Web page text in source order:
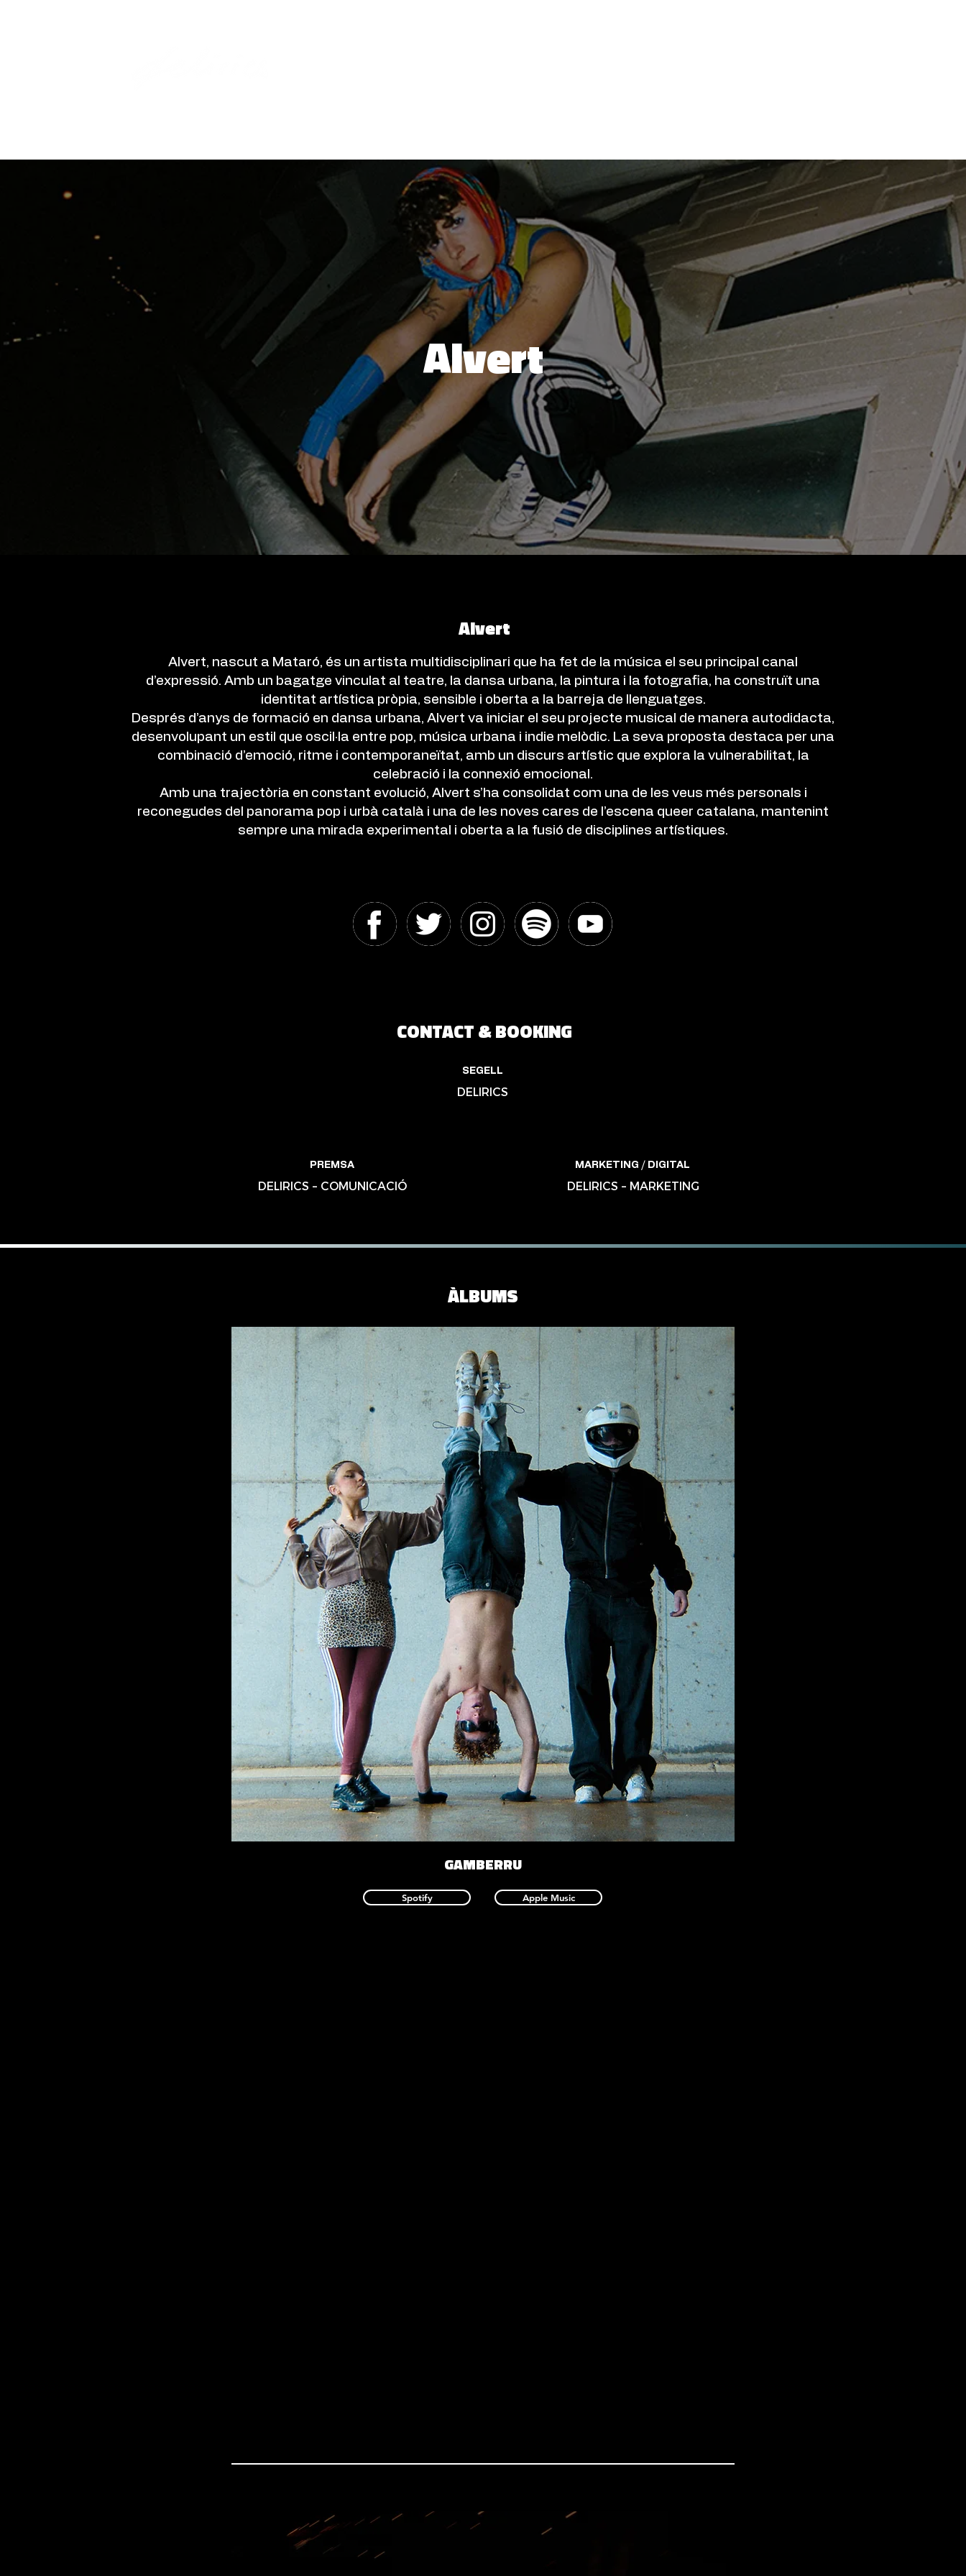
Alvert
Alvert
Alvert, nascut a Mataró, és un artista multidisciplinari que ha fet de la música el seu principal canal
d’expressió. Amb un bagatge vinculat al teatre, la dansa urbana, la pintura i la fotografia, ha construït una
identitat artística pròpia, sensible i oberta a la barreja de llenguatges.
Després d’anys de formació en dansa urbana, Alvert va iniciar el seu projecte musical de manera autodidacta,
desenvolupant un estil que oscil·la entre pop, música urbana i indie melòdic. La seva proposta destaca per una
combinació d’emoció, ritme i contemporaneïtat, amb un discurs artístic que explora la vulnerabilitat, la
celebració i la connexió emocional.
Amb una trajectòria en constant evolució, Alvert s’ha consolidat com una de les veus més personals i
reconegudes del panorama pop i urbà català i una de les noves cares de l’escena queer catalana, mantenint
sempre una mirada experimental i oberta a la fusió de disciplines artístiques.
CONTACT & BOOKING
SEGELL
DELIRICS
PREMSA
DELIRICS – COMUNICACIÓ
MARKETING / DIGITAL
DELIRICS – MARKETING
ÀLBUMS
GAMBERRU
Spotify Apple Music